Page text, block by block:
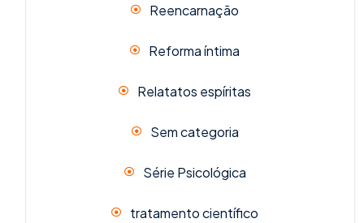
Reencarnação
Reforma íntima
Relatatos espíritas
Sem categoria
Série Psicológica
tratamento científico